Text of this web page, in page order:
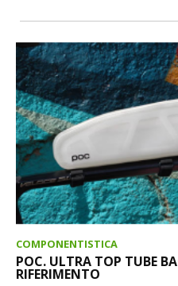
COMPONENTISTICA
POC. ULTRA TOP TUBE
RIFERIMENTO